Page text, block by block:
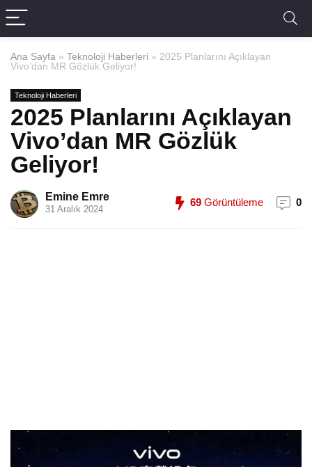
Ana Sayfa » Teknoloji Haberleri » 2025 Planlarını Açıklayan
Vivo’dan MR Gözlük Geliyor!
Teknoloji Haberleri
2025 Planlarını Açıklayan
Vivo’dan MR Gözlük
Geliyor!
Emine Emre
31 Aralık 2024
69 Görüntüleme 0